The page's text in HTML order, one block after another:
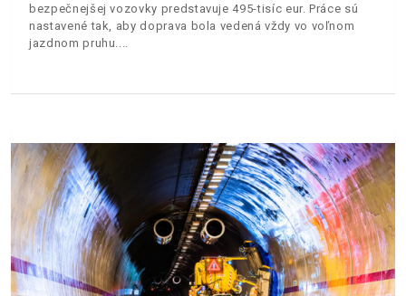
bezpečnejšej vozovky predstavuje 495-tisíc eur. Práce sú
nastavené tak, aby doprava bola vedená vždy vo voľnom
jazdnom pruhu.